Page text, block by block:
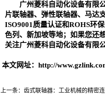
广州菱科自动化设备有限
片联轴器、 弹性联轴器、 马达
ISO9001质量认证和ROHS环
色列、新加坡等地；如果您还
关注广州菱科自动化设备有限
本文网址： http://
上一条： 齿式联轴器：工业机械的精密